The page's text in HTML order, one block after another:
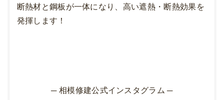
断熱材と鋼板が一体になり、高い遮熱・断熱効果を
発揮します！
─ 相模修建公式インスタグラム ─